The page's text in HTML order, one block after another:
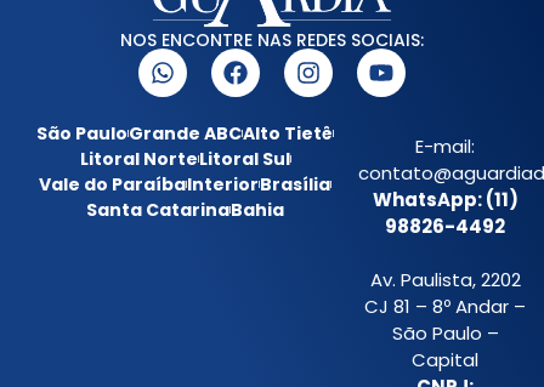
NOS ENCONTRE NAS REDES SOCIAIS:
São PauloGrande ABCAlto Tietê
Litoral NorteLitoral Sul
Vale do ParaíbaInteriorBrasília
Santa CatarinaBahia
E-mail:
WhatsApp: (11)
98826-4492
Av. Paulista, 2202
CJ 81 – 8º Andar –
São Paulo –
Capital